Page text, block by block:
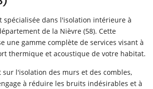
spécialisée dans l'isolation intérieure à
de la Nièvre (58). Cette
une gamme complète de services visant à
thermique et acoustique de votre habitat.
sur l'isolation des murs et des combles,
à réduire les bruits indésirables et à